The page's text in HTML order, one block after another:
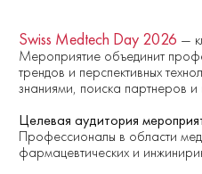
Swiss Medtech Day 2026 —
Мероприятие объединит
трендов и перспективных
знаниями, поиска партнеров и
Целевая аудитория
Профессионалы в области
фармацевтических и